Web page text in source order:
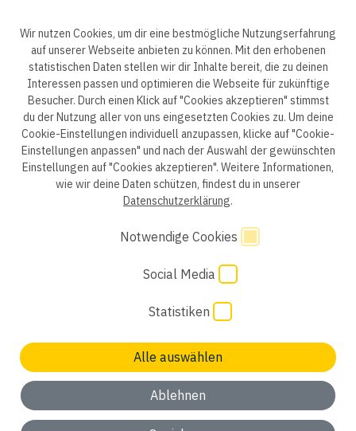
ep life science
Datenschutzerklärung B2B Datenschutzerklärung
Datenschutzhinweise Bewerber
Impressum AGB
Cookie Einstellungen
Wir nutzen Cookies, um dir eine bestmögliche Nutzungserfahrung
auf unserer Webseite anbieten zu können. Mit den erhobenen
statistischen Daten stellen wir dir Inhalte bereit, die zu deinen
Interessen passen und optimieren die Webseite für zukünftige
Besucher. Durch einen Klick auf "Cookies akzeptieren" stimmst
du der Nutzung aller von uns eingesetzten Cookies zu. Um deine
Cookie-Einstellungen individuell anzupassen, klicke auf "Cookie-
Einstellungen anpassen" und nach der Auswahl der gewünschten
Einstellungen auf "Cookies akzeptieren". Weitere Informationen,
wie wir deine Daten schützen, findest du in unserer
Datenschutzerklärung.
Notwendige Cookies
Social Media
Statistiken
Alle auswählen
Ablehnen